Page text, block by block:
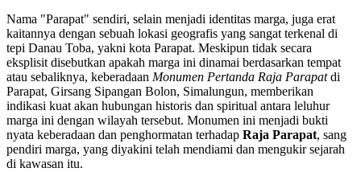
Nama "Parapat" sendiri, selain menjadi identitas marga, juga erat
kaitannya dengan sebuah lokasi geografis yang sangat terkenal di
tepi Danau Toba, yakni kota Parapat. Meskipun tidak secara
eksplisit disebutkan apakah marga ini dinamai berdasarkan tempat
atau sebaliknya, keberadaan Monumen Pertanda Raja Parapatdi
Parapat, Girsang Sipangan Bolon, Simalungun, memberikan
indikasi kuat akan hubungan historis dan spiritual antara leluhur
marga ini dengan wilayah tersebut. Monumen ini menjadi bukti
nyata keberadaan dan penghormatan terhadap Raja Parapat, sang
pendiri marga, yang diyakini telah mendiami dan mengukir sejarah
di kawasan itu.